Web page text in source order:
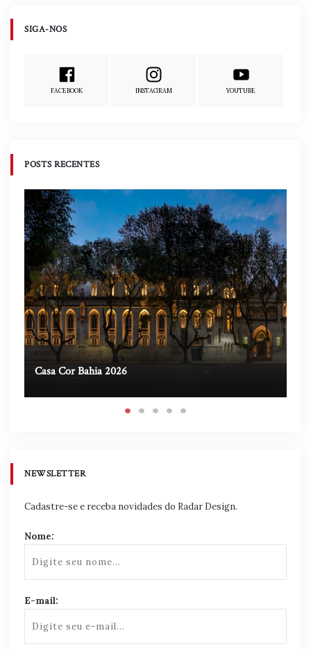
SIGA-NOS
FACEBOOK INSTAGRAM YOUTUBE
POSTS RECENTES
Casa Cor Bahia 2026
NEWSLETTER
Cadastre-se e receba novidades do Radar Design.
Nome:
E-mail: